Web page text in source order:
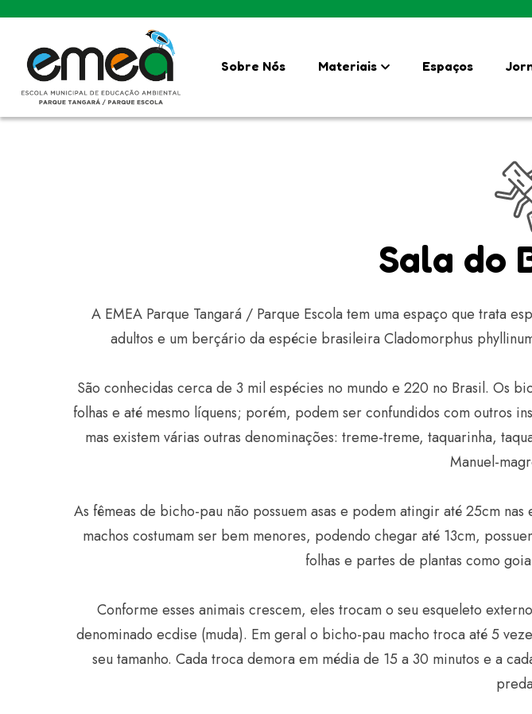
Sobre Nós Materiais Espaços
Sala do
A EMEA Parque Tangará / Parque Escola tem uma espaço que trata
adultos e um berçário da espécie brasileira Cladomorphus
São conhecidas cerca de 3 mil espécies no mundo e 220 no Brasil. Os
folhas e até mesmo líquens; porém, podem ser confundidos com outros
mas existem várias outras denominações: treme-treme, taquarinha,
Manuel-
As fêmeas de bicho-pau não possuem asas e podem atingir até 25cm
machos costumam ser bem menores, podendo chegar até 13cm,
folhas e partes de plantas como
Conforme esses animais crescem, eles trocam o seu esqueleto
denominado ecdise (muda). Em geral o bicho-pau macho troca até 5
seu tamanho. Cada troca demora em média de 15 a 30 minutos e a